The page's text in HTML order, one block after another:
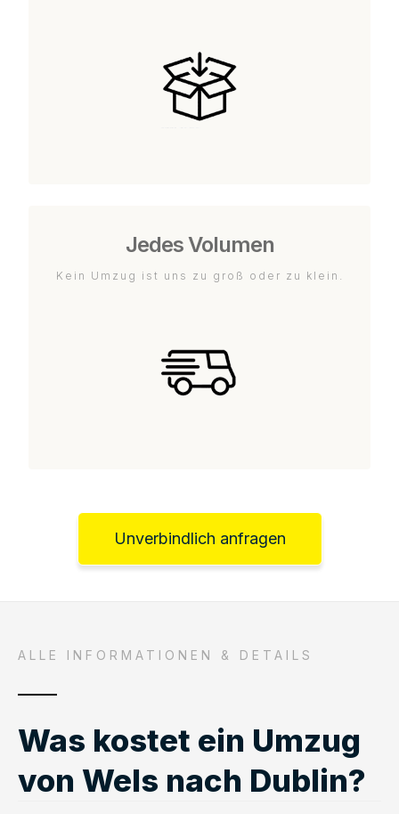
Jedes Volumen
Kein Umzug ist uns zu groß oder zu klein.
Unverbindlich anfragen
ALLE INFORMATIONEN & DETAILS
Was kostet ein Umzug
von Wels nach Dublin?